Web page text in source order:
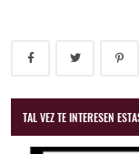
TAL VEZ TE INTERESEN